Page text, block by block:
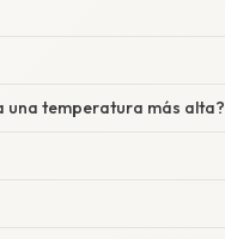
una temperatura más alta?